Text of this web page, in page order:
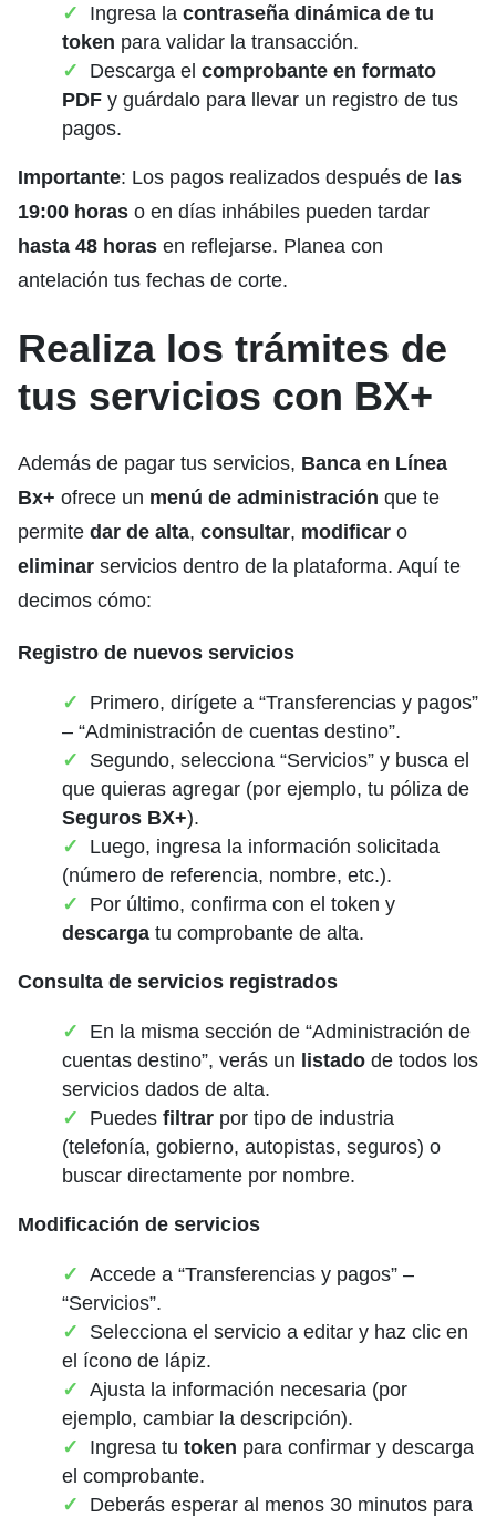
Ingresa la contraseña dinámica de tu
token para validar la transacción.
Descarga el comprobante en formato
PDF y guárdalo para llevar un registro de tus
pagos.
Importante: Los pagos realizados después de las
19:00 horas o en días inhábiles pueden tardar
hasta 48 horas en reflejarse. Planea con
antelación tus fechas de corte.
Realiza los trámites de
tus servicios con BX+
Además de pagar tus servicios, Banca en Línea
Bx+ ofrece un menú de administración que te
permite dar de alta, consultar, modificar o
eliminar servicios dentro de la plataforma. Aquí te
decimos cómo:
Registro de nuevos servicios
Primero, dirígete a “Transferencias y pagos”
– “Administración de cuentas destino”.
Segundo, selecciona “Servicios” y busca el
que quieras agregar (por ejemplo, tu póliza de
Seguros BX+).
Luego, ingresa la información solicitada
(número de referencia, nombre, etc.).
Por último, confirma con el token y
descarga tu comprobante de alta.
Consulta de servicios registrados
En la misma sección de “Administración de
cuentas destino”, verás un listado de todos los
servicios dados de alta.
Puedes filtrar por tipo de industria
(telefonía, gobierno, autopistas, seguros) o
buscar directamente por nombre.
Modificación de servicios
Accede a “Transferencias y pagos” –
“Servicios”.
Selecciona el servicio a editar y haz clic en
el ícono de lápiz.
Ajusta la información necesaria (por
ejemplo, cambiar la descripción).
Ingresa tu token para confirmar y descarga
el comprobante.
Deberás esperar al menos 30 minutos para